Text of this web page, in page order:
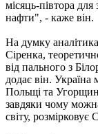
місяць-півтора
нафти", - каже він.
На думку
Сіренка,
від пального з
додає він. Україна
Польщі та
завдяки чому
світу, розмірковує